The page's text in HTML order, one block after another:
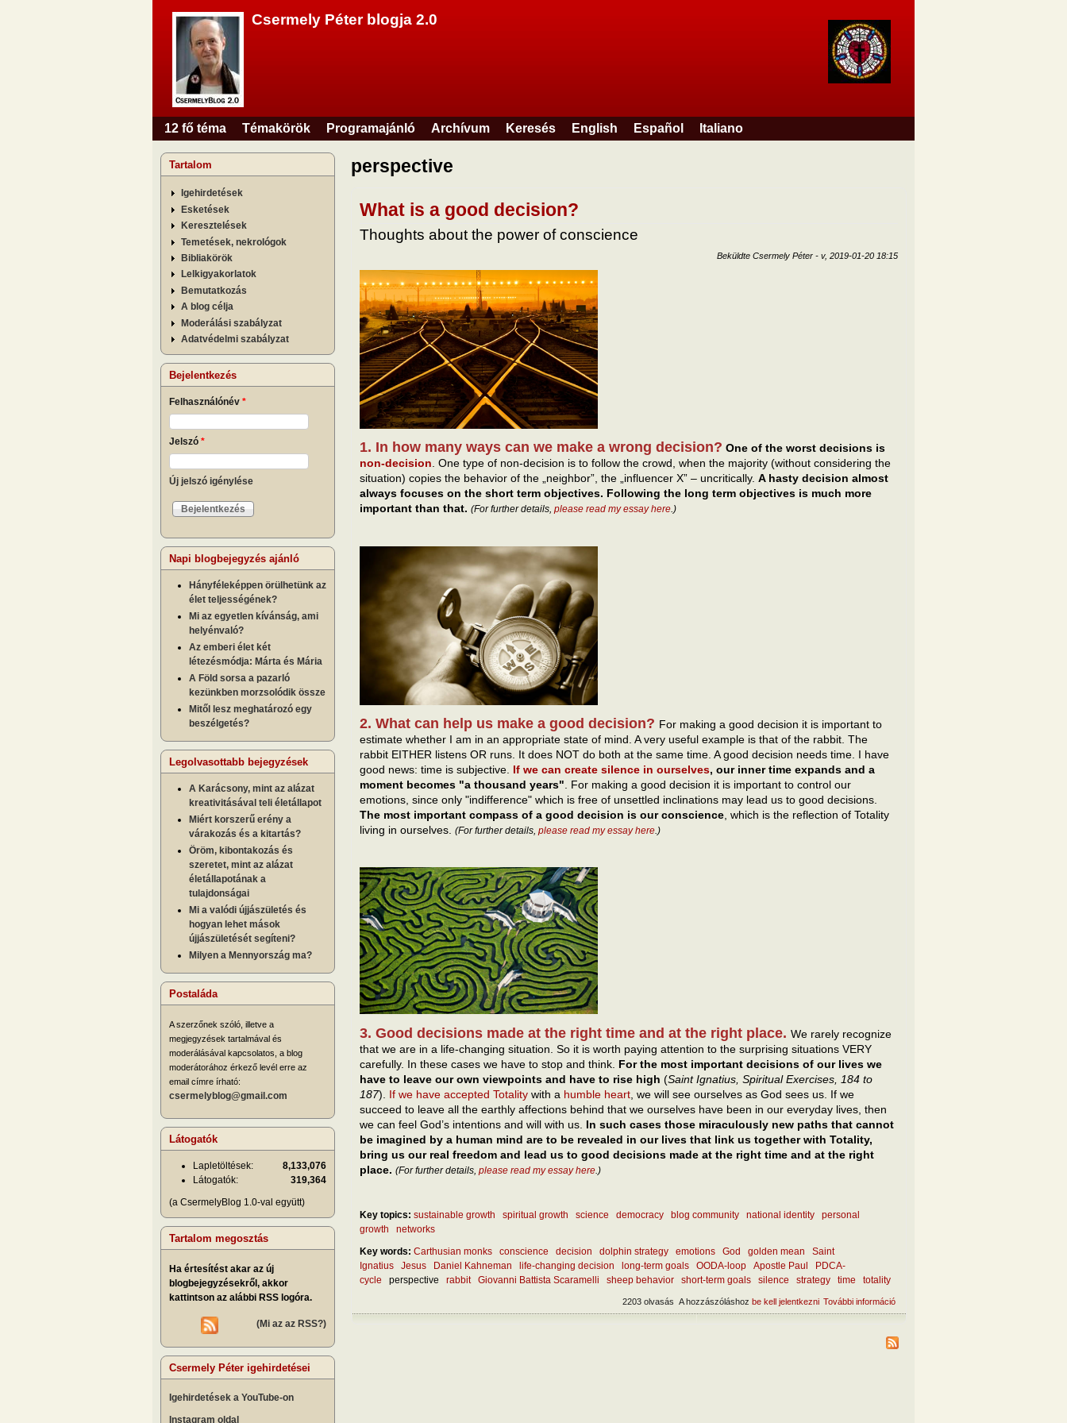
Csermely Péter blogja 2.0
Főmenü
12 fő téma Témakörök Programajánló Archívum Keresés English Español Italiano
perspective
What is a good decision?
Thoughts about the power of conscience
Beküldte Csermely Péter - v, 2019-01-20 18:15
1. In how many ways can we make a wrong decision? One of the worst decisions is
non-decision. One type of non-decision is to follow the crowd, when the majority (without considering the
situation) copies the behavior of the „neighbor”, the „influencer X” – uncritically. A hasty decision almost
always focuses on the short term objectives. Following the long term objectives is much more
important than that. (For further details, please read my essay here.)
2. What can help us make a good decision? For making a good decision it is important to
estimate whether I am in an appropriate state of mind. A very useful example is that of the rabbit. The
rabbit EITHER listens OR runs. It does NOT do both at the same time. A good decision needs time. I have
good news: time is subjective. If we can create silence in ourselves, our inner time expands and a
moment becomes "a thousand years" . For making a good decision it is important to control our
emotions, since only "indifference" which is free of unsettled inclinations may lead us to good decisions.
The most important compass of a good decision is our conscience , which is the reflection of Totality
living in ourselves. (For further details, please read my essay here.)
3. Good decisions made at the right time and at the right place. We rarely recognize
that we are in a life-changing situation. So it is worth paying attention to the surprising situations VERY
carefully. In these cases we have to stop and think. For the most important decisions of our lives we
have to leave our own viewpoints and have to rise high (Saint Ignatius, Spiritual Exercises, 184 to
187). If we have accepted Totality with a humble heart , we will see ourselves as God sees us. If we
succeed to leave all the earthly affections behind that we ourselves have been in our everyday lives, then
we can feel God’s intentions and will with us. In such cases those miraculously new paths that cannot
be imagined by a human mind are to be revealed in our lives that link us together with Totality,
bring us our real freedom and lead us to good decisions made at the right time and at the right
place. (For further details, please read my essay here.)
Key topics: sustainable growth spiritual growth science democracy blog community national identity
personal
growth
networks
Key words: Carthusian monks conscience decision dolphin strategy emotions God golden mean
Saint
Ignatius
Jesus Daniel Kahneman life-changing decision long-term goals OODA-loop Apostle Paul
PDCA-
cycle
perspective rabbit Giovanni Battista Scaramelli sheep behavior short-term goals silence strategy time totality
További információ
kapcsolatosan
A hozzászóláshoz be kell jelentkezni
2203 olvasás
Tartalom
Igehirdetések
Esketések
Keresztelések
Temetések, nekrológok
Bibliakörök
Lelkigyakorlatok
Bemutatkozás
A blog célja
Moderálási szabályzat
Adatvédelmi szabályzat
Bejelentkezés
Felhasználónév *
Jelszó *
Új jelszó igénylése
Napi blogbejegyzés ajánló
Hányféleképpen örülhetünk az
élet teljességének?
Mi az egyetlen kívánság, ami
helyénvaló?
Az emberi élet két
létezésmódja: Márta és Mária
A Föld sorsa a pazarló
kezünkben morzsolódik össze
Mitől lesz meghatározó egy
beszélgetés?
Legolvasottabb bejegyzések
A Karácsony, mint az alázat
kreativitásával teli életállapot
Miért korszerű erény a
várakozás és a kitartás?
Öröm, kibontakozás és
szeretet, mint az alázat
életállapotának a
tulajdonságai
Mi a valódi újjászületés és
hogyan lehet mások
újjászületését segíteni?
Milyen a Mennyország ma?
Postaláda
A szerzőnek szóló, illetve a
megjegyzések tartalmával és
moderálásával kapcsolatos, a blog
moderátorához érkező levél erre az
email címre írható:
csermelyblog@gmail.com
Látogatók
Lapletöltések:
8,133,076
Látogatók:
319,364
(a CsermelyBlog 1.0-val együtt)
Tartalom megosztás
Ha értesítést akar az új
blogbejegyzésekről, akkor
kattintson az alábbi RSS logóra.
(Mi az az RSS?)
Csermely Péter igehirdetései
Igehirdetések a YouTube-on
Instagram oldal